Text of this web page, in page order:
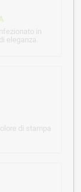
in
eleganza.
di stampa